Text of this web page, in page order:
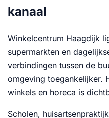
kanaal
Winkelcentrum Haagdijk
supermarkten en
verbindingen tussen de
omgeving toegankelijker.
winkels en horeca is
Scholen,